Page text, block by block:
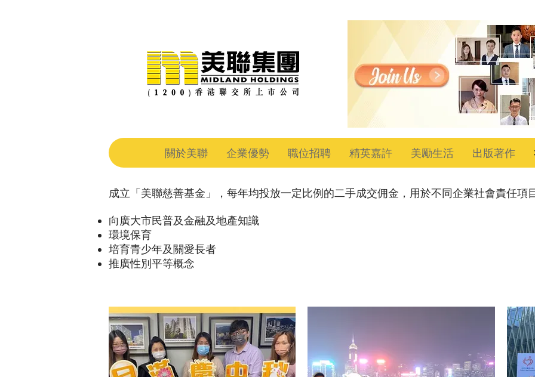
關於美聯 企業優勢 職位招聘 精英嘉許 美勵生活 出版著作
成立「美聯慈善基金」，每年均投放一定比例的二手成交佣金，用於不同企業社會責任項
向廣大市民普及金融及地產知識
環境保育
培育青少年及關愛長者
推廣性別平等概念